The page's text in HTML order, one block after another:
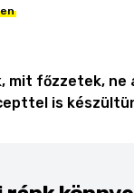
mit főzzetek, ne
is